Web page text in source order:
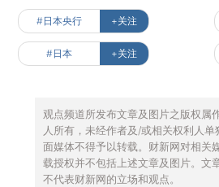
#日本央行 +关注
#日本 +关注
观点频道所发布文章及图片之版权属
人所有，未经作者及/或相关权利人
面媒体不得予以转载。财新网对相关
载授权并不包括上述文章及图片。文
不代表财新网的立场和观点。